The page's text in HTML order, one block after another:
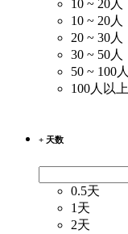
10 ~ 20人
10 ~ 20人
20 ~ 30人
30 ~ 50人
50 ~ 100人
100人以上
+ 天数
0.5天
1天
2天